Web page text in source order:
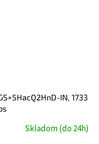
IN, 1733
Skladom (do 24h)